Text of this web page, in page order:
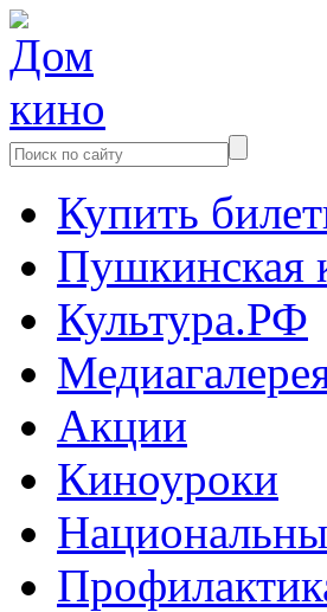
Купить
Пушкинская
Культура.РФ
Акции
Киноуроки